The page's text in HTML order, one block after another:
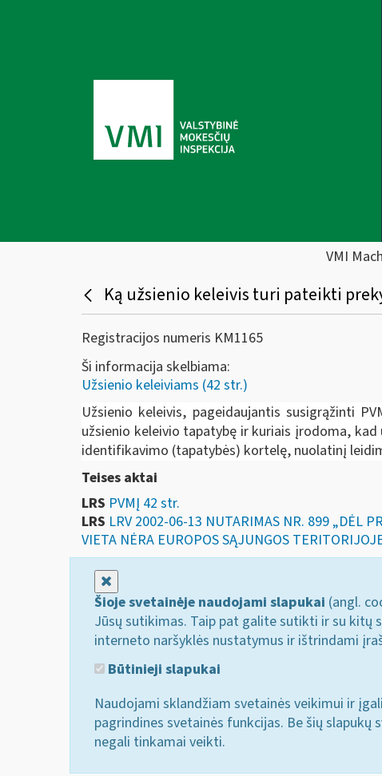
VMI
Ką užsienio keleivis turi pateikti
Registracijos numeris KM1165
Ši informacija skelbiama:
Užsienio keleiviams (42 str.)
Užsienio keleivis, pageidaujantis susigrąžinti
užsienio keleivio tapatybę ir kuriais įrodoma,
identifikavimo (tapatybės) kortelę, nuolatinį
Teises aktai
LRS PVMĮ 42 str.
LRS LRV 2002-06-13 NUTARIMAS NR. 899 „DĖL
VIETA NĖRA EUROPOS SĄJUNGOS
Šioje svetainėje naudojami slapukai (angl.
Jūsų sutikimas. Taip pat galite sutikti ir su kitų
interneto naršyklės nustatymus ir ištrindami
Būtinieji slapukai
Naudojami sklandžiam svetainės veikimui ir
pagrindines svetainės funkcijas. Be šių slapukų
negali tinkamai veikti.